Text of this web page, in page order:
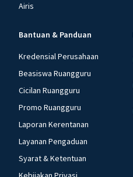
Airis
Bantuan & Panduan
Kredensial Perusahaan
Beasiswa Ruangguru
Cicilan Ruangguru
Promo Ruangguru
Laporan Kerentanan
Layanan Pengaduan
Syarat & Ketentuan